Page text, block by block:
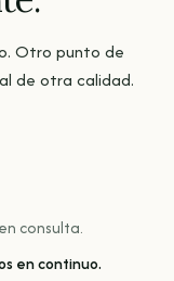
Otro punto de
de otra calidad.
consulta.
en continuo.